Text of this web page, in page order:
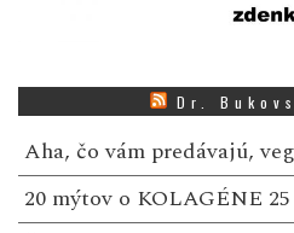
Dr.
Aha, čo vám predávajú,
20 mýtov o KOLAGÉNE